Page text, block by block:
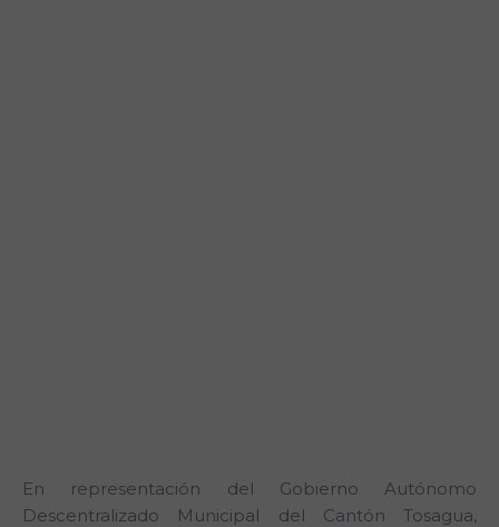
En representación del Gobierno Autónomo
Descentralizado Municipal del Cantón Tosagua,